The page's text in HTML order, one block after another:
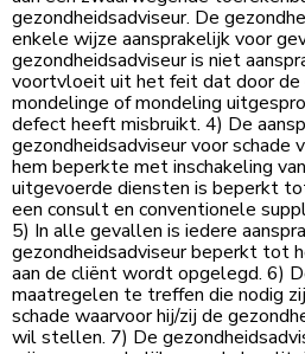
gezondheidsadviseur. De
enkele wijze aansprakelijk voor
gezondheidsadviseur is niet
voortvloeit uit het feit dat door de
mondelinge of mondeling
defect heeft misbruikt. 4) De
gezondheidsadviseur voor schade
hem beperkte met inschakeling
uitgevoerde diensten is beperkt
een consult en conventionele
5) In alle gevallen is iedere
gezondheidsadviseur beperkt tot
aan de cliënt wordt opgelegd. 6)
maatregelen te treffen die nodig
schade waarvoor hij/zij de
wil stellen. 7) De